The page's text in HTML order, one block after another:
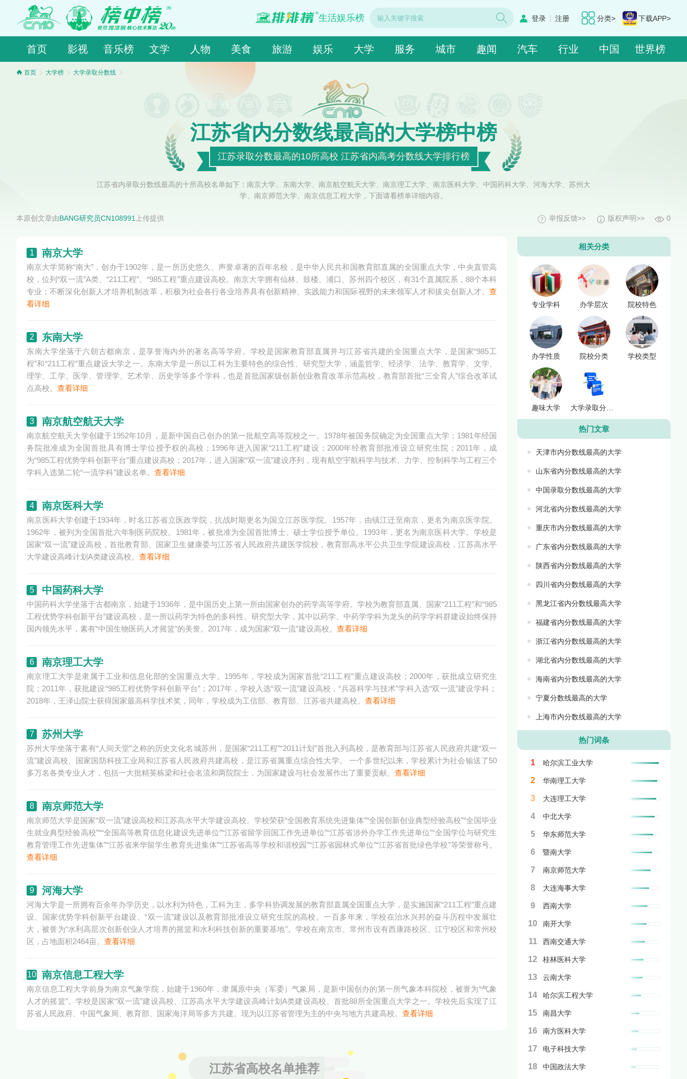
分类> 下载APP>
登录 | 注册
生活娱乐榜
首页 影视 音乐榜 文学 人物 美食 旅游 娱乐 大学 服务 城市 趣闻 汽车 行业 中国 世界榜
首页 大学榜 大学录取分数线
江苏省内分数线最高的大学榜中榜
江苏录取分数最高的10所高校 江苏省内高考分数线大学排行榜
江苏省内录取分数线最高的十所高校名单如下：南京大学、东南大学、南京航空航天大学、南京理工大学、南京医科大学、中国药科大学、河海大学、苏州大
学、南京师范大学、南京信息工程大学，下面请看榜单详细内容。
本原创文章由BANG研究员CN108991上传提供 0
版权声明>>
举报反馈>>
1 南京大学
南京大学简称“南大”，创办于1902年，是一所历史悠久、声誉卓著的百年名校，是中华人民共和国教育部直属的全国重点大学，中央直管高
校，位列“双一流”A类、“211工程”、“985工程”重点建设高校。南京大学拥有仙林、鼓楼、浦口、苏州四个校区，有31个直属院系，88个本科
专业；不断深化创新人才培养机制改革，积极为社会各行各业培养具有创新精神、实践能力和国际视野的未来领军人才和拔尖创新人才。 查
看详细
2 东南大学
东南大学坐落于六朝古都南京，是享誉海内外的著名高等学府。学校是国家教育部直属并与江苏省共建的全国重点大学，是国家“985工
程”和“211工程”重点建设大学之一。东南大学是一所以工科为主要特色的综合性、研究型大学，涵盖哲学、经济学、法学、教育学、文学、
理学、工学、医学、管理学、艺术学、历史学等多个学科，也是首批国家级创新创业教育改革示范高校，教育部首批“三全育人”综合改革试
点高校。 查看详细
3 南京航空航天大学
南京航空航天大学创建于1952年10月，是新中国自己创办的第一批航空高等院校之一。1978年被国务院确定为全国重点大学；1981年经国
务院批准成为全国首批具有博士学位授予权的高校；1996年进入国家“211工程”建设；2000年经教育部批准设立研究生院；2011年，成
为“985工程优势学科创新平台”重点建设高校；2017年，进入国家“双一流”建设序列，现有航空宇航科学与技术、力学、控制科学与工程三个
学科入选第二轮“一流学科”建设名单。 查看详细
4 南京医科大学
南京医科大学创建于1934年，时名江苏省立医政学院，抗战时期更名为国立江苏医学院。1957年，由镇江迁至南京，更名为南京医学院。
1962年，被列为全国首批六年制医药院校。1981年，被批准为全国首批博士、硕士学位授予单位。1993年，更名为南京医科大学。学校是
国家“双一流”建设高校，首批教育部、国家卫生健康委与江苏省人民政府共建医学院校，教育部高水平公共卫生学院建设高校，江苏高水平
大学建设高峰计划A类建设高校。 查看详细
5 中国药科大学
中国药科大学坐落于古都南京，始建于1936年，是中国历史上第一所由国家创办的药学高等学府。学校为教育部直属、国家“211工程”和“985
工程优势学科创新平台”建设高校，是一所以药学为特色的多科性、研究型大学，其中以药学、中药学学科为龙头的药学学科群建设始终保持
国内领先水平，素有“中国生物医药人才摇篮”的美誉。2017年，成为国家“双一流”建设高校。 查看详细
6 南京理工大学
南京理工大学是隶属于工业和信息化部的全国重点大学。1995年，学校成为国家首批“211工程”重点建设高校；2000年，获批成立研究生
院；2011年，获批建设“985工程优势学科创新平台”；2017年，学校入选“双一流”建设高校，“兵器科学与技术”学科入选“双一流”建设学科；
2018年，王泽山院士获得国家最高科学技术奖，同年，学校成为工信部、教育部、江苏省共建高校。 查看详细
7 苏州大学
苏州大学坐落于素有“人间天堂”之称的历史文化名城苏州，是国家“211工程”“2011计划”首批入列高校，是教育部与江苏省人民政府共建“双一
流”建设高校、国家国防科技工业局和江苏省人民政府共建高校，是江苏省属重点综合性大学。 一个多世纪以来，学校累计为社会输送了50
多万名各类专业人才，包括一大批精英栋梁和社会名流和两院院士，为国家建设与社会发展作出了重要贡献。 查看详细
8 南京师范大学
南京师范大学是国家“双一流”建设高校和江苏高水平大学建设高校。学校荣获“全国教育系统先进集体”“全国创新创业典型经验高校”“全国毕业
生就业典型经验高校”““全国高等教育信息化建设先进单位”“江苏省留学回国工作先进单位”“江苏省涉外办学工作先进单位”“全国学位与研究生
教育管理工作先进集体”“江苏省来华留学生教育先进集体”“江苏省高等学校和谐校园”“江苏省园林式单位”“江苏省首批绿色学校”等荣誉称号。
查看详细
9 河海大学
河海大学是一所拥有百余年办学历史，以水利为特色，工科为主，多学科协调发展的教育部直属全国重点大学，是实施国家“211工程”重点建
设、国家优势学科创新平台建设、“双一流”建设以及教育部批准设立研究生院的高校。一百多年来，学校在治水兴邦的奋斗历程中发展壮
大，被誉为“水利高层次创新创业人才培养的摇篮和水利科技创新的重要基地”。学校在南京市、常州市设有西康路校区、江宁校区和常州校
区，占地面积2464亩。 查看详细
10 南京信息工程大学
南京信息工程大学前身为南京气象学院，始建于1960年，隶属原中央（军委）气象局，是新中国创办的第一所气象本科院校，被誉为“气象
人才的摇篮”。学校是国家“双一流”建设高校、江苏高水平大学建设高峰计划A类建设高校、首批88所全国重点大学之一。学校先后实现了江
苏省人民政府、中国气象局、教育部、国家海洋局等多方共建。现为以江苏省管理为主的中央与地方共建高校。 查看详细
江苏省高校名单推荐
相关分类
专业学科 办学层次 院校特色
办学性质 院校分类 学校类型
趣味大学 大学录取分数线
热门文章
天津市内分数线最高的大学
山东省内分数线最高的大学
中国录取分数线最高的大学
河北省内分数线最高的大学
重庆市内分数线最高的大学
广东省内分数线最高的大学
陕西省内分数线最高的大学
四川省内分数线最高的大学
黑龙江省内分数线最高大学
福建省内分数线最高的大学
浙江省内分数线最高的大学
湖北省内分数线最高的大学
海南省内分数线最高的大学
宁夏分数线最高的大学
上海市内分数线最高的大学
热门词条
1 哈尔滨工业大学
2 华南理工大学
3 大连理工大学
4 中北大学
5 华东师范大学
6 暨南大学
7 南京师范大学
8 大连海事大学
9 西南大学
10 南开大学
11 西南交通大学
12 桂林医科大学
13 云南大学
14 哈尔滨工程大学
15 南昌大学
16 南方医科大学
17 电子科技大学
18 中国政法大学